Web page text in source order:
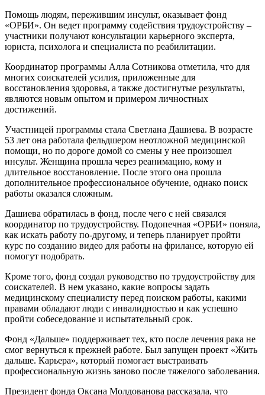
Помощь людям, пережившим инсульт, оказывает фонд
«ОРБИ». Он ведет программу содействия трудоустройству –
участники получают консультации карьерного эксперта,
юриста, психолога и специалиста по реабилитации.
Координатор программы Алла Сотникова отметила, что для
многих соискателей усилия, приложенные для
восстановления здоровья, а также достигнутые результаты,
являются новым опытом и примером личностных
достижений.
Участницей программы стала Светлана Дашиева. В возрасте
53 лет она работала фельдшером неотложной медицинской
помощи, но по дороге домой со смены у нее произошел
инсульт. Женщина прошла через реанимацию, кому и
длительное восстановление. После этого она прошла
дополнительное профессиональное обучение, однако поиск
работы оказался сложным.
Дашиева обратилась в фонд, после чего с ней связался
координатор по трудоустройству. Подопечная «ОРБИ» поняла,
как искать работу по-другому, и теперь планирует пройти
курс по созданию видео для работы на фрилансе, которую ей
помогут подобрать.
Кроме того, фонд создал руководство по трудоустройству для
соискателей. В нем указано, какие вопросы задать
медицинскому специалисту перед поиском работы, какими
правами обладают люди с инвалидностью и как успешно
пройти собеседование и испытательный срок.
Фонд «Дальше» поддерживает тех, кто после лечения рака не
смог вернуться к прежней работе. Был запущен проект «Жить
дальше. Карьера», который помогает выстраивать
профессиональную жизнь заново после тяжелого заболевания.
Президент фонда Оксана Молдованова рассказала, что